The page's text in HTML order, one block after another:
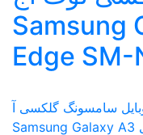
Samsung
Edge SM-